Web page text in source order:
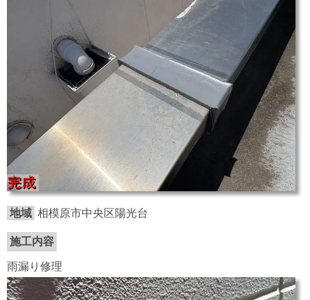
地域 相模原市中央区陽光台
施工内容
雨漏り修理